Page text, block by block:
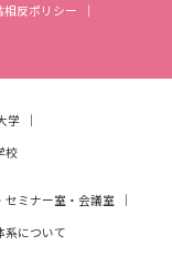
相反ポリシー
学
校
セミナー室・会議室
系について